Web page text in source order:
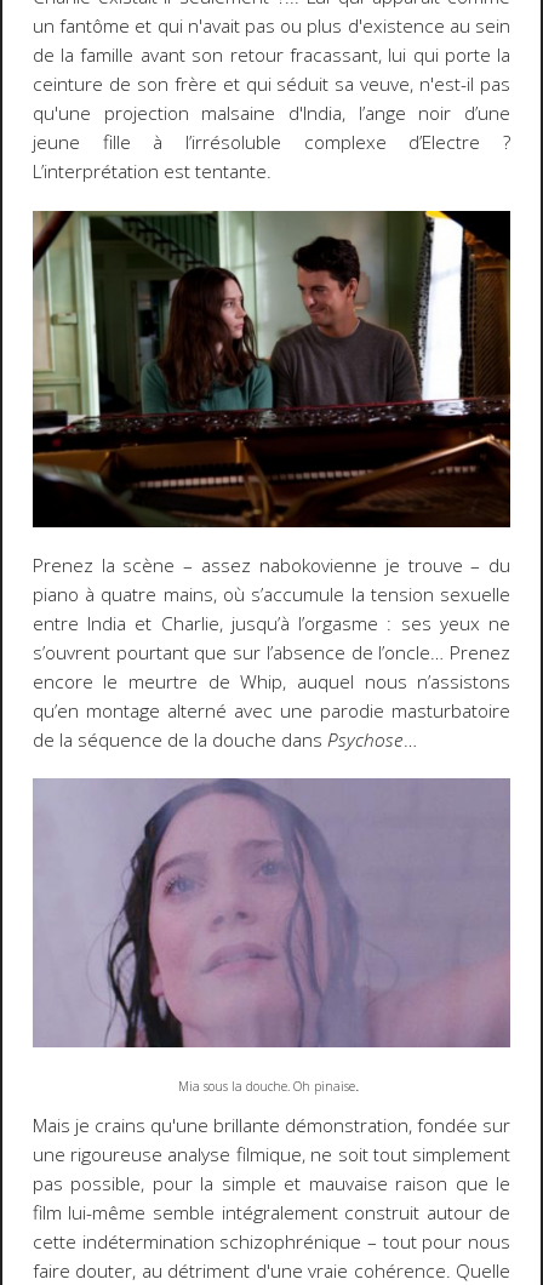
un fantôme et qui n'avait pas ou plus d'existence au sein
de la famille avant son retour fracassant, lui qui porte la
ceinture de son frère et qui séduit sa veuve, n'est-il pas
qu'une projection malsaine d'India, l’ange noir d’une
jeune fille à l’irrésoluble complexe d’Electre ?
L’interprétation est tentante.
Prenez la scène – assez nabokovienne je trouve – du
piano à quatre mains, où s’accumule la tension sexuelle
entre India et Charlie, jusqu’à l’orgasme : ses yeux ne
s’ouvrent pourtant que sur l’absence de l’oncle… Prenez
encore le meurtre de Whip, auquel nous n’assistons
qu’en montage alterné avec une parodie masturbatoire
de la séquence de la douche dans Psychose…
Mia sous la douche. Oh pinaise.
Mais je crains qu'une brillante démonstration, fondée sur
une rigoureuse analyse filmique, ne soit tout simplement
pas possible, pour la simple et mauvaise raison que le
film lui-même semble intégralement construit autour de
cette indétermination schizophrénique – tout pour nous
faire douter, au détriment d'une vraie cohérence. Quelle